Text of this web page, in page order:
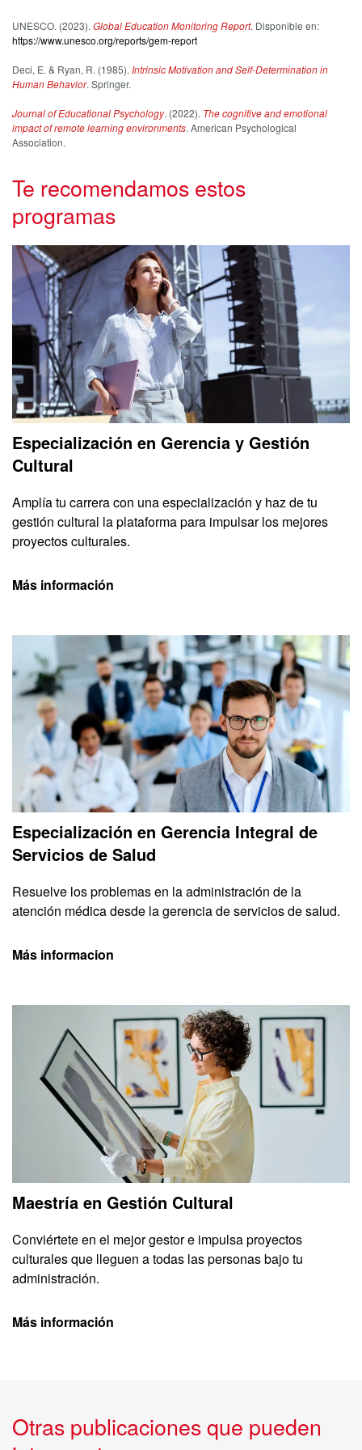
UNESCO. (2023). Global Education Monitoring Report. Disponible en:
https://www.unesco.org/reports/gem-report
Deci, E. & Ryan, R. (1985). Intrinsic Motivation and Self-Determination in
Human Behavior. Springer.
Journal of Educational Psychology. (2022). The cognitive and emotional
impact of remote learning environments. American Psychological
Association.
Te recomendamos estos
programas
Especialización en Gerencia y Gestión
Cultural
Amplía tu carrera con una especialización y haz de tu
gestión cultural la plataforma para impulsar los mejores
proyectos culturales.
Más información
Especialización en Gerencia Integral de
Servicios de Salud
Resuelve los problemas en la administración de la
atención médica desde la gerencia de servicios de salud.
Más informacion
Maestría en Gestión Cultural
Conviértete en el mejor gestor e impulsa proyectos
culturales que lleguen a todas las personas bajo tu
administración.
Más información
Otras publicaciones que pueden